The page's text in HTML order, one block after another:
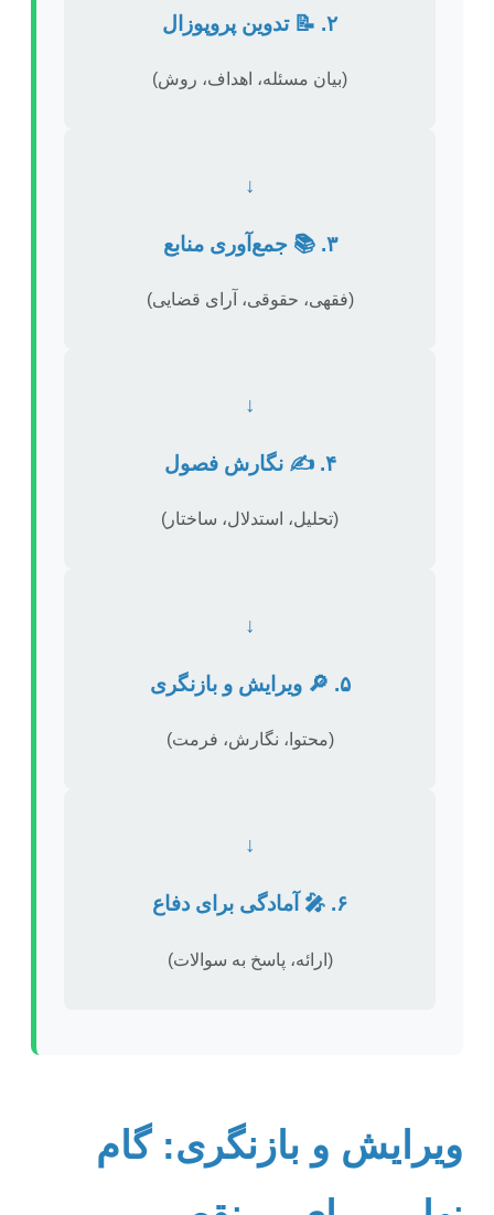
۲. 📝 تدوین پروپوزال
(بیان مسئله، اهداف، روش)
↓
۳. 📚 جمع‌آوری منابع
(فقهی، حقوقی، آرای قضایی)
↓
۴. ✍️ نگارش فصول
(تحلیل، استدلال، ساختار)
↓
۵. 🔎 ویرایش و بازنگری
(محتوا، نگارش، فرمت)
↓
۶. 🎤 آمادگی برای دفاع
(ارائه، پاسخ به سوالات)
ویرایش و بازنگری: گام